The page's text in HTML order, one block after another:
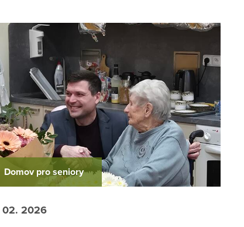
Domov pro seniory
02. 2026